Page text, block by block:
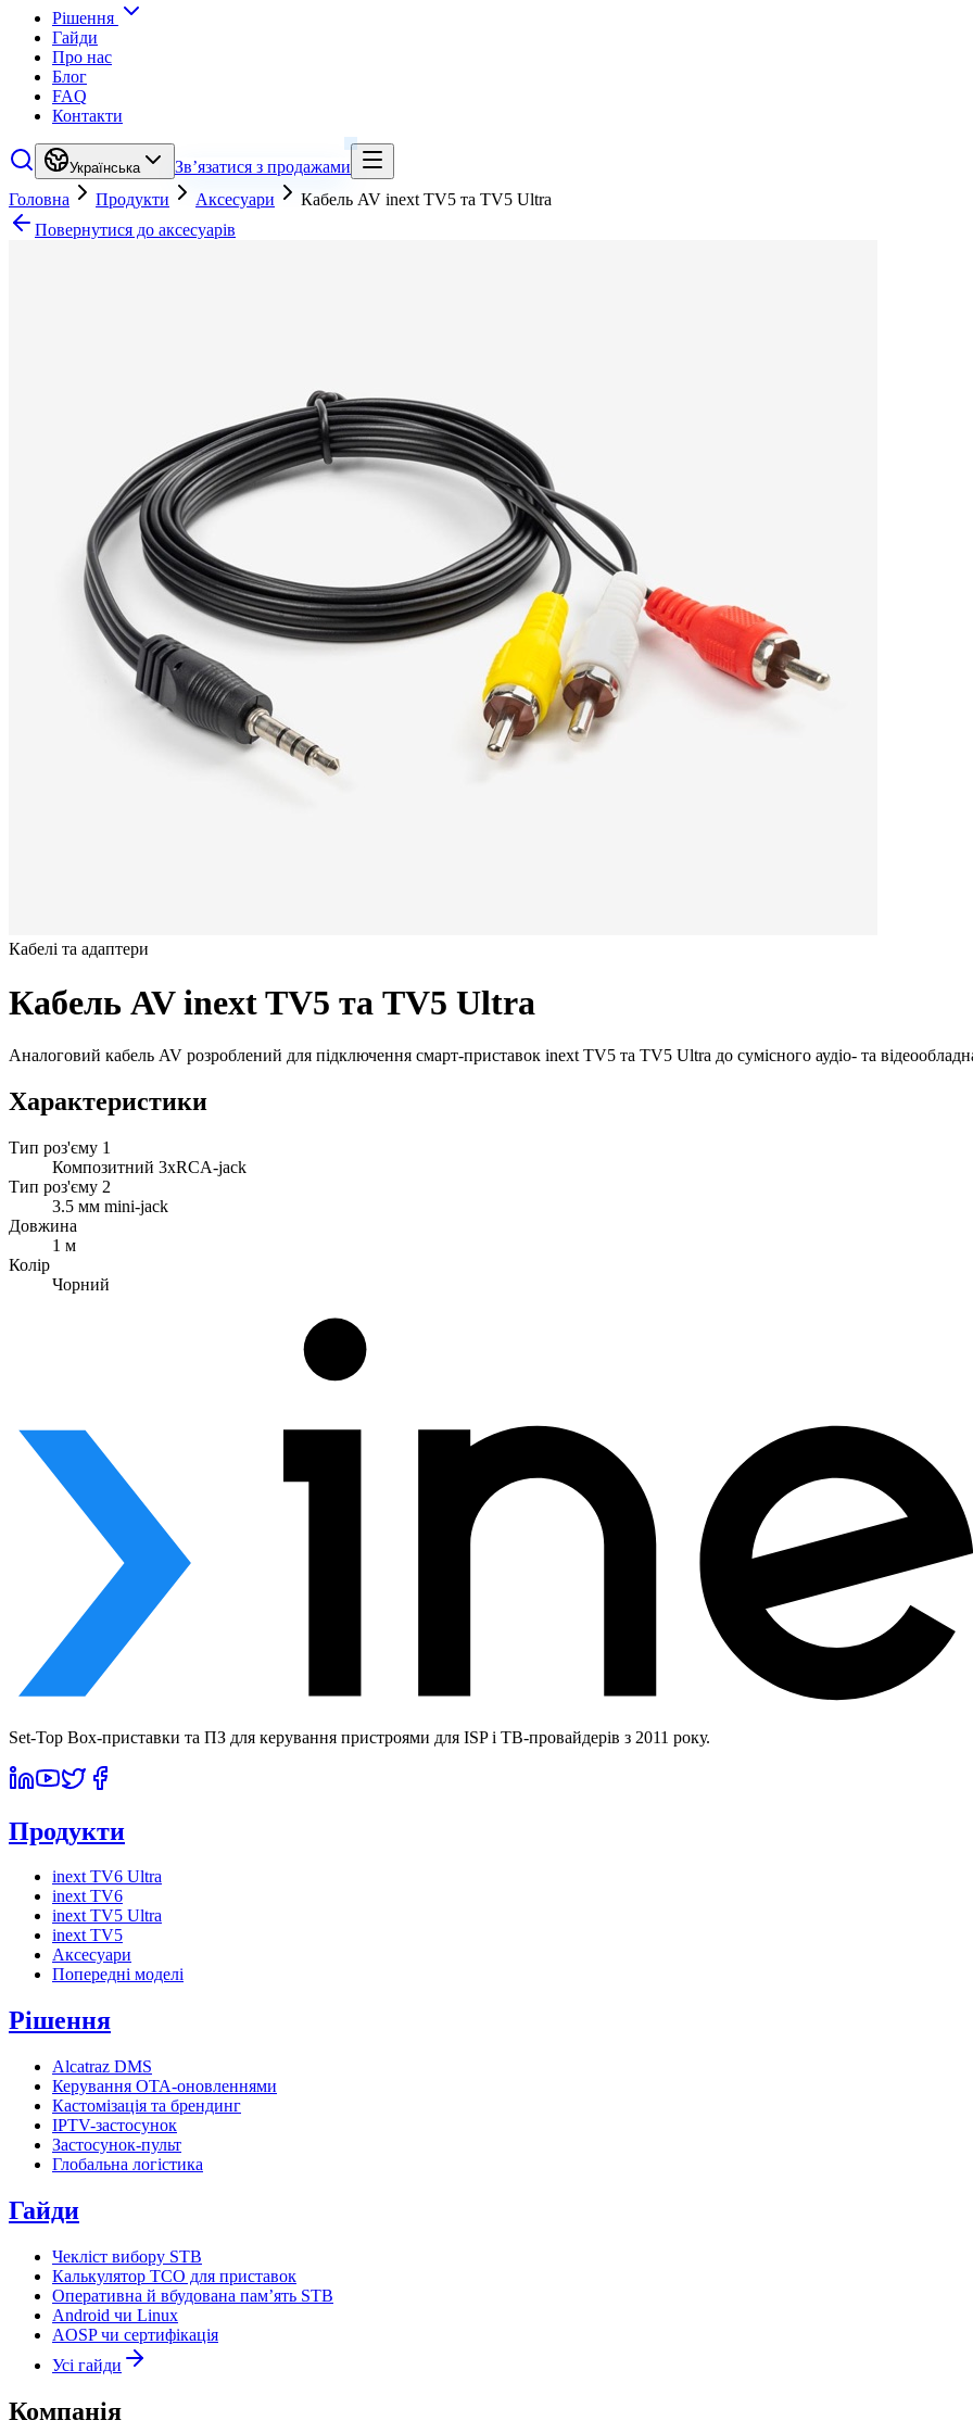
Рішення
Гайди
Про нас
Блог
FAQ
Контакти
Українська
Зв’язатися з продажами
Головна
Продукти Аксесуари
Кабель AV inext TV5 та TV5 Ultra
Повернутися до аксесуарів
Кабелі та адаптери
Кабель AV inext TV5 та TV5 Ultra
Аналоговий кабель AV розроблений для підключення смарт-приставок inext TV5 та TV5 Ultra до сумісного аудіо- та
Характеристики
Тип роз'єму 1
Композитний 3xRCA-jack
Тип роз'єму 2
3.5 мм mini-jack
Довжина
1 м
Колір
Чорний
Set-Top Box-приставки та ПЗ для керування пристроями для ISP і ТВ-провайдерів з 2011 року.
Продукти
inext TV6 Ultra
inext TV6
inext TV5 Ultra
inext TV5
Аксесуари
Попередні моделі
Рішення
Alcatraz DMS
Керування OTA-оновленнями
Кастомізація та брендинг
IPTV-застосунок
Застосунок-пульт
Глобальна логістика
Гайди
Чекліст вибору STB
Калькулятор TCO для приставок
Оперативна й вбудована пам’ять STB
Android чи Linux
AOSP чи сертифікація
Усі гайди
Компанія